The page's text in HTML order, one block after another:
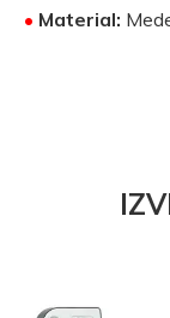
• Material: